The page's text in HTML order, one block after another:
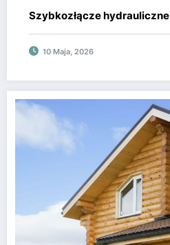
Szybkozłącze hydrauliczne
10 Maja, 2026